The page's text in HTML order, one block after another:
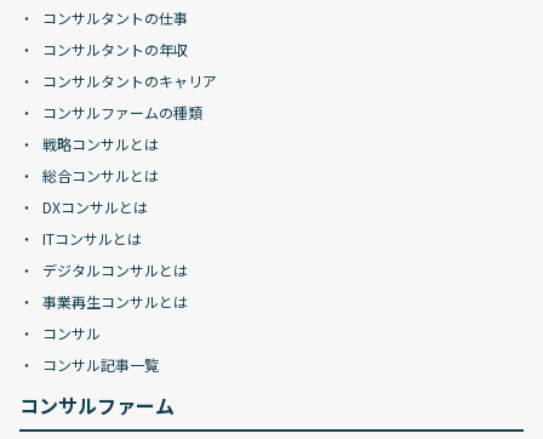
コンサルタントの仕事
コンサルタントの年収
コンサルタントのキャリア
コンサルファームの種類
戦略コンサルとは
総合コンサルとは
DXコンサルとは
ITコンサルとは
デジタルコンサルとは
事業再生コンサルとは
コンサル
コンサル記事一覧
コンサルファーム